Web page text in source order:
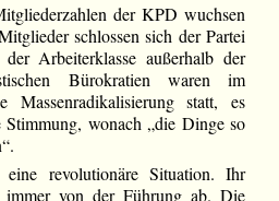
der KPD wuchsen
schlossen sich der Partei
der Arbeiterklasse außerhalb der
Bürokratien waren im
Massenradikalisierung statt, es
Stimmung, wonach „die Dinge so
revolutionäre Situation. Ihr
von der Führung ab. Die